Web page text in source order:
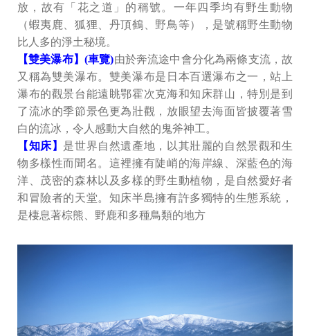
放，故有「花之道」的稱號。一年四季均有野生動物
（蝦夷鹿、狐狸、丹頂鶴、野鳥等），是號稱野生動物
比人多的淨土秘境。
【雙美瀑布】(車覽)由於奔流途中會分化為兩條支流，故
又稱為雙美瀑布。雙美瀑布是日本百選瀑布之一，站上
瀑布的觀景台能遠眺鄂霍次克海和知床群山，特別是到
了流冰的季節景色更為壯觀，放眼望去海面皆披覆著雪
白的流冰，令人感動大自然的鬼斧神工。
【知床】 是世界自然遺產地，以其壯麗的自然景觀和生
物多樣性而聞名。這裡擁有陡峭的海岸線、深藍色的海
洋、茂密的森林以及多樣的野生動植物，是自然愛好者
和冒險者的天堂。知床半島擁有許多獨特的生態系統，
是棲息著棕熊、野鹿和多種鳥類的地方